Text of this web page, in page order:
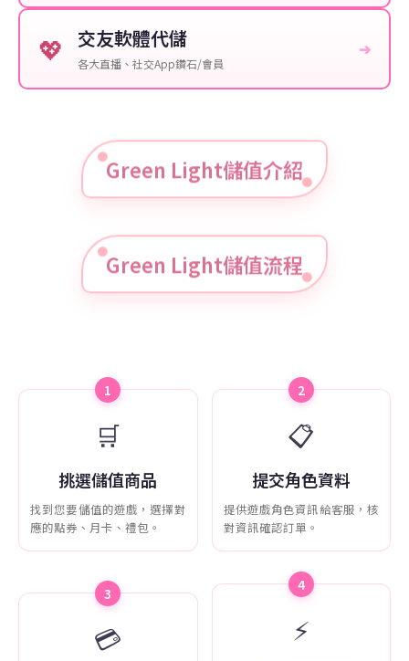
💖 交友軟體代儲
各大直播、社交App鑽石/會員
➔
Green Light儲值介紹
Green Light儲值流程
1
🛒
挑選儲值商品
找到您要儲值的遊戲，選擇對
應的點券、月卡、禮包。
2
📋
提交角色資料
提供遊戲角色資訊給客服，核
對資訊確認訂單。
3
💳
4
⚡